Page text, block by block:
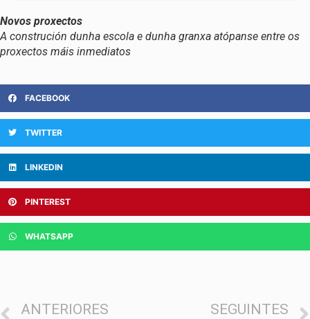
Novos proxectos
A construción dunha escola e dunha granxa atópanse entre os
proxectos máis inmediatos
FACEBOOK
TWITTER
LINKEDIN
PINTEREST
WHATSAPP
ANTERIORES SEGUINTES